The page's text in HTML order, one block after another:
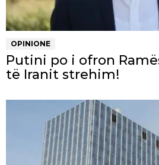
OPINIONE
Putini po i ofron
të Iranit strehim!